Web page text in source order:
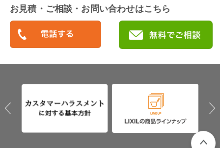
お見積・ご相談・お問い合わせはこちら